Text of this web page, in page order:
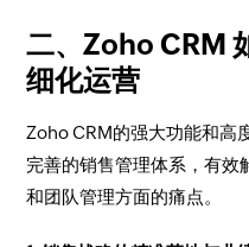
二、Zoho CRM
细化运营
Zoho CRM的强大功能和高
完善的销售管理体系，有效
和团队管理方面的痛点。